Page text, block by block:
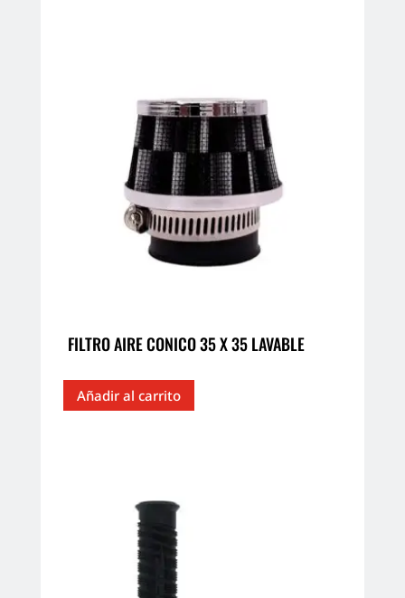
FILTRO AIRE CONICO 35 X 35 LAVABLE
Añadir al carrito